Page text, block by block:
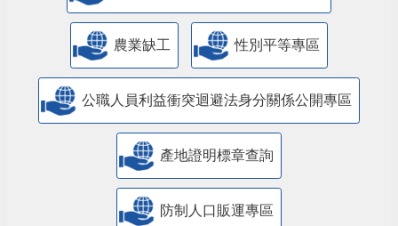
農業缺工 性別平等專區
公職人員利益衝突迴避法身分關係公開專區
產地證明標章查詢
防制人口販運專區